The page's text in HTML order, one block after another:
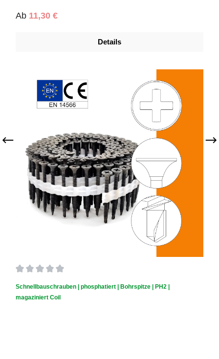
Regulärer Preis:
Ab 11,30 €
Details
Schnellbauschrauben | phosphatiert | Bohrspitze | PH2 |
magaziniert Coil